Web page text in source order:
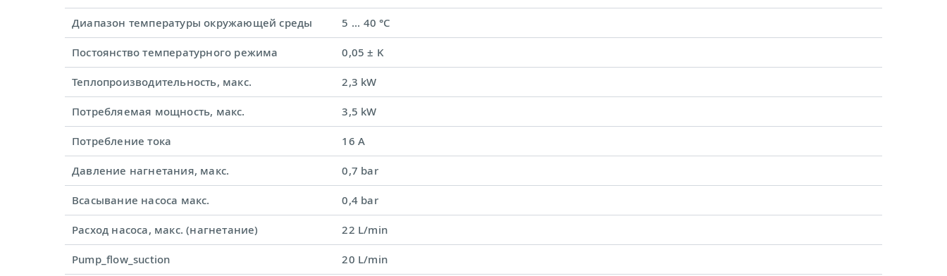
Диапазон температуры окружающей среды 5 ... 40 °C
Постоянство температурного режима 0,05 ± K
Теплопроизводительность, макс. 2,3 kW
Потребляемая мощность, макс. 3,5 kW
Потребление тока 16 A
Давление нагнетания, макс. 0,7 bar
Всасывание насоса макс. 0,4 bar
Расход насоса, макс. (нагнетание) 22 L/min
Pump_flow_suction 20 L/min